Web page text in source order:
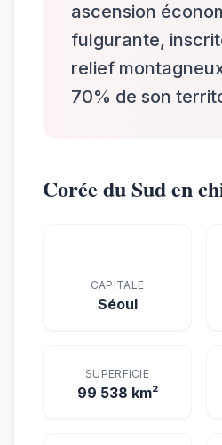
ascension
fulgurante,
relief
70% de son
Corée du Sud en
CAPITALE
Séoul
SUPERFICIE
99 538 km²